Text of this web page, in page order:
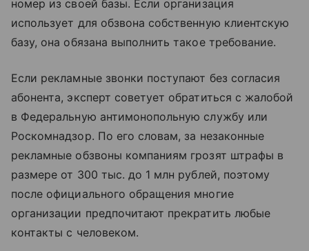
номер из своей базы. Если организация
использует для обзвона собственную клиентскую
базу, она обязана выполнить такое требование.
Если рекламные звонки поступают без согласия
абонента, эксперт советует обратиться с жалобой
в Федеральную антимонопольную службу или
Роскомнадзор. По его словам, за незаконные
рекламные обзвоны компаниям грозят штрафы в
размере от 300 тыс. до 1 млн рублей, поэтому
после официального обращения многие
организации предпочитают прекратить любые
контакты с человеком.